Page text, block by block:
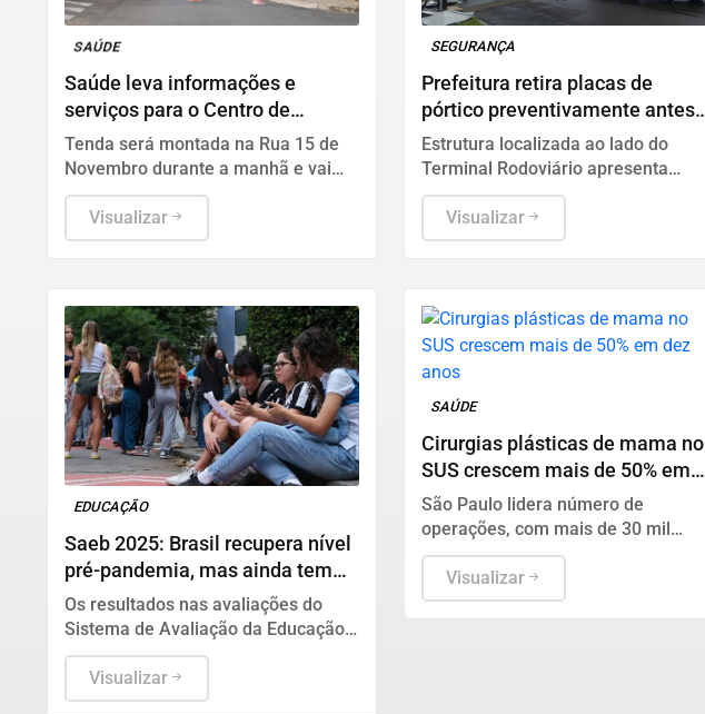
SAÚDE
Saúde leva informações e
serviços para o Centro de
Lençóis neste sábado
Tenda será montada na Rua 15 de
Novembro durante a manhã e vai
orientar moradores sobre unidades
de saúde, atendimento e cuidados
básicos
Visualizar
SEGURANÇA
Prefeitura retira placas de
pórtico preventivamente antes
de ventos fortes
Estrutura localizada ao lado do
Terminal Rodoviário apresenta
danos e terá as placas removidas
até que as condições de segurança
sejam restabelecidas
Visualizar
EDUCAÇÃO
Saeb 2025: Brasil recupera nível
pré-pandemia, mas ainda tem
gargalos
Os resultados nas avaliações do
Sistema de Avaliação da Educação
Básica (Saeb) 2025, divulgados
nesta quarta-feira (5) pelo
Ministério da Educação (MEC), em
Visualizar
SAÚDE
Cirurgias plásticas de mama no
SUS crescem mais de 50% em
dez anos
São Paulo lidera número de
operações, com mais de 30 mil
procedimentos, de acordo com
números da Sociedade Brasileira de
Cirurgia Plástica.
Visualizar